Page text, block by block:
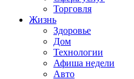
Торговля
Жизнь
Здоровье
Дом
Технологии
Афиша недели
Авто